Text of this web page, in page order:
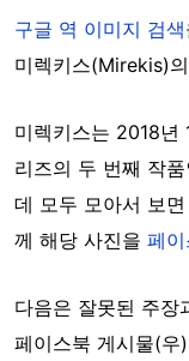
구글 역 이미지 검색
미렉키스(Mirekis)
미렉키스는 2018년
리즈의 두 번째 작
데 모두 모아서 보
께 해당 사진을 페
다음은 잘못된 주장
페이스북 게시물(우